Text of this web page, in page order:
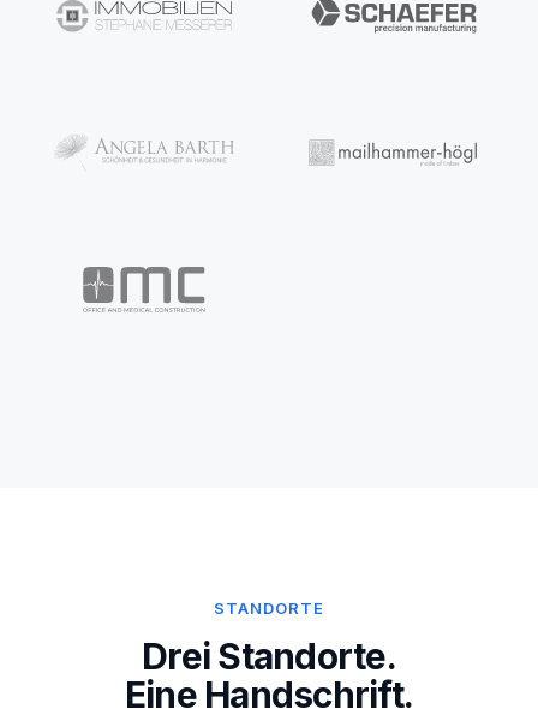
STANDORTE
Drei Standorte.
Eine Handschrift.